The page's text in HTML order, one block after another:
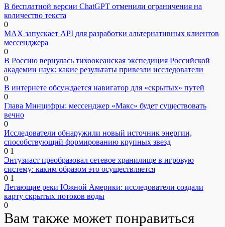
В бесплатной версии ChatGPT отменили ограничения на
количество текста
0
MAX запускает API для разработки альтернативных клиентов
мессенджера
0
В Россию вернулась тихоокеанская экспедиция Российской
академии наук: какие результаты привезли исследователи
0
В интернете обсуждается навигатор для «скрытых» путей
0
Глава Минцифры: мессенджер «Макс» будет существовать
вечно
0
Исследователи обнаружили новый источник энергии,
способствующий формированию крупных звезд
0 1
Энтузиаст преобразовал сетевое хранилище в игровую
систему: каким образом это осуществляется
0 1
Летающие реки Южной Америки: исследователи создали
карту скрытых потоков воды
0
Вам также может понравиться